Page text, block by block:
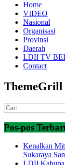
Home
VIDEO
Nasional
Organisasi
Provinsi
Daerah
LDII TV
Contact
ThemeGrill
Pos-pos
Kenalkan
Sukaraya